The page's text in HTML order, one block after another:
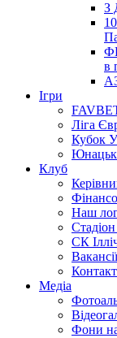
З
в
Ігри
Ліга
Кубок
Клуб
Наш
СК
Вакансії
Медіа
Фони